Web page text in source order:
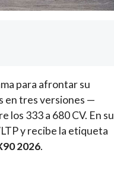
para afrontar su
en tres versiones —
333 a 680 CV. En su
y recibe la etiqueta
2026.